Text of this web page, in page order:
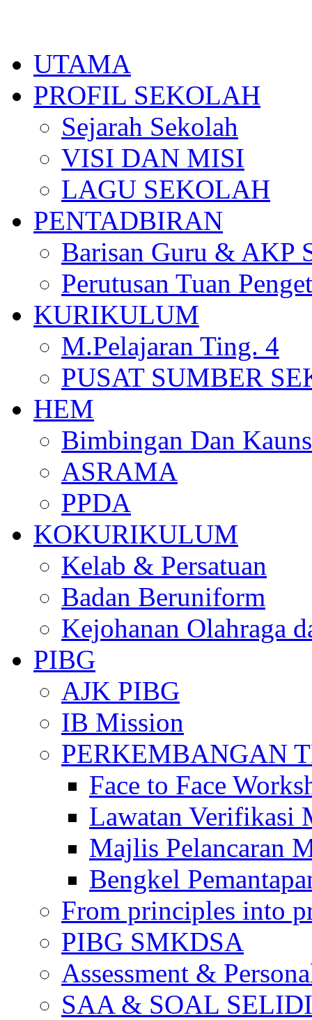
UTAMA
PROFIL SEKOLAH
Sejarah Sekolah
VISI DAN MISI
LAGU SEKOLAH
PENTADBIRAN
Barisan Guru & AKP
Perutusan Tuan
KURIKULUM
M.Pelajaran Ting. 4
PUSAT SUMBER
HEM
Bimbingan Dan
ASRAMA
PPDA
KOKURIKULUM
Kelab & Persatuan
Badan Beruniform
Kejohanan Olahraga
PIBG
AJK PIBG
IB Mission
PERKEMBANGAN
Face to Face
Lawatan Verifikasi
Majlis Pelancaran
Bengkel
From principles into
PIBG SMKDSA
Assessment &
SAA & SOAL